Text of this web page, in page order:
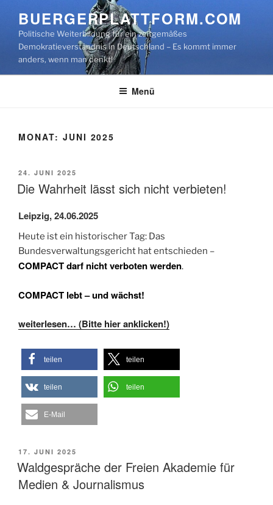
Inhalt
springen
BUERGERPLATTFORM.COM
Politische Weiterbildung für ein zeitgemäßes
Demokratieverständnis in Deutschland – Es kommt immer
anders, wenn man denkt!
Menü
MONAT: JUNI 2025
VERÖFFENTLICHT
AM
24. JUNI 2025
Die Wahrheit lässt sich nicht verbieten!
Leipzig, 24.06.2025
Heute ist ein historischer Tag: Das
Bundesverwaltungsgericht hat entschieden –
COMPACT darf nicht verboten werden.
COMPACT lebt – und wächst!
weiterlesen… (Bitte hier anklicken!)
teilen teilen
teilen teilen
E-Mail
VERÖFFENTLICHT
AM
17. JUNI 2025
Waldgespräche der Freien Akademie für
Medien & Journalismus